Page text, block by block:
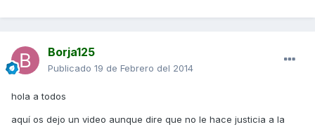
Borja125
Publicado 19 de Febrero del 2014
hola a todos
aquí os dejo un video aunque dire que no le hace justicia a la